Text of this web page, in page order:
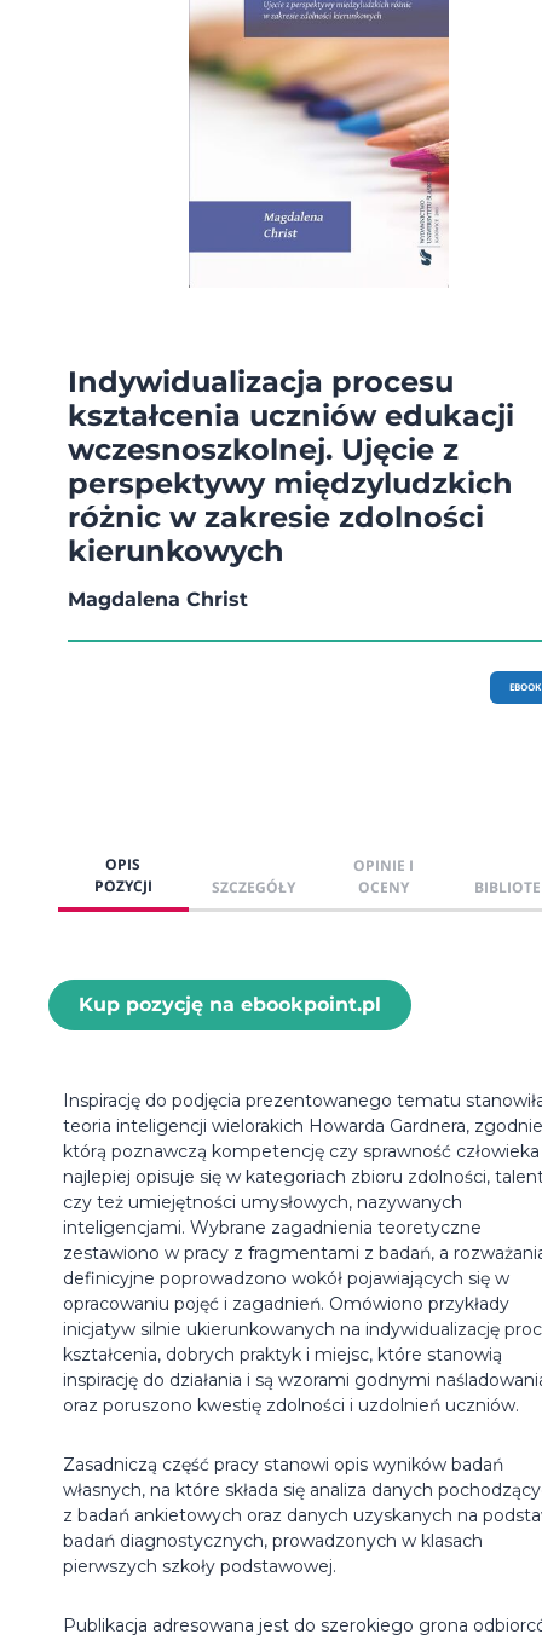
Indywidualizacja procesu
kształcenia uczniów edukacji
wczesnoszkolnej. Ujęcie z
perspektywy międzyludzkich
różnic w zakresie zdolności
kierunkowych
Magdalena Christ
EBOOK
OPIS
POZYCJI
SZCZEGÓŁY
OPINIE I
OCENY
Kup pozycję na ebookpoint.pl
Inspirację do podjęcia prezentowanego tematu
teoria inteligencji wielorakich Howarda Gardnera,
którą poznawczą kompetencję czy sprawność człowieka
najlepiej opisuje się w kategoriach zbioru zdolności,
czy też umiejętności umysłowych, nazywanych
inteligencjami. Wybrane zagadnienia teoretyczne
zestawiono w pracy z fragmentami z badań, a
definicyjne poprowadzono wokół pojawiających się w
opracowaniu pojęć i zagadnień. Omówiono przykłady
inicjatyw silnie ukierunkowanych na indywidualizację
kształcenia, dobrych praktyk i miejsc, które stanowią
inspirację do działania i są wzorami godnymi
oraz poruszono kwestię zdolności i uzdolnień uczniów.
Zasadniczą część pracy stanowi opis wyników badań
własnych, na które składa się analiza danych
z badań ankietowych oraz danych uzyskanych na
badań diagnostycznych, prowadzonych w klasach
pierwszych szkoły podstawowej.
Publikacja adresowana jest do szerokiego grona